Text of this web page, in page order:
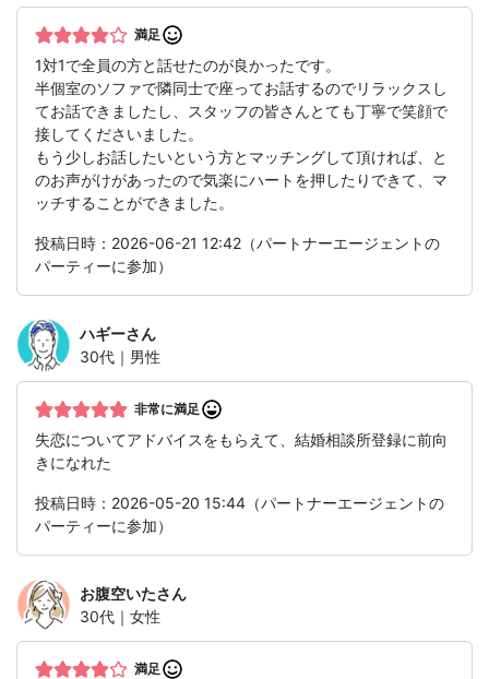
満足
1対1で全員の方と話せたのが良かったです。
半個室のソファで隣同士で座ってお話するのでリラックスし
てお話できましたし、スタッフの皆さんとても丁寧で笑顔で
接してくださいました。
もう少しお話したいという方とマッチングして頂ければ、と
のお声がけがあったので気楽にハートを押したりできて、マ
ッチすることができました。
投稿日時：2026-06-21 12:42（パートナーエージェントの
パーティーに参加）
ハギーさん
30代｜男性
非常に満足
失恋についてアドバイスをもらえて、結婚相談所登録に前向
きになれた
投稿日時：2026-05-20 15:44（パートナーエージェントの
パーティーに参加）
お腹空いたさん
30代｜女性
満足